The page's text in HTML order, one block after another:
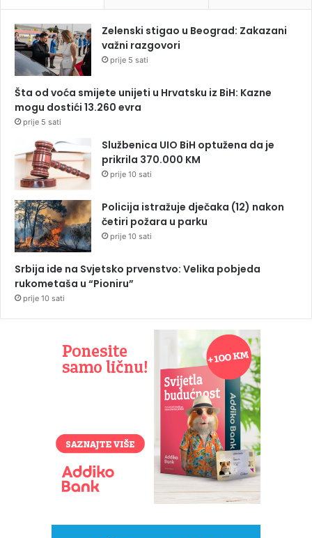
Zelenski stigao u Beograd: Zakazani
važni razgovori
prije 5 sati
Šta od voća smijete unijeti u Hrvatsku iz BiH: Kazne
mogu dostići 13.260 evra
prije 5 sati
Službenica UIO BiH optužena da je
prikrila 370.000 KM
prije 10 sati
Policija istražuje dječaka (12) nakon
četiri požara u parku
prije 10 sati
Srbija ide na Svjetsko prvenstvo: Velika pobjeda
rukometaša u “Pioniru”
prije 10 sati